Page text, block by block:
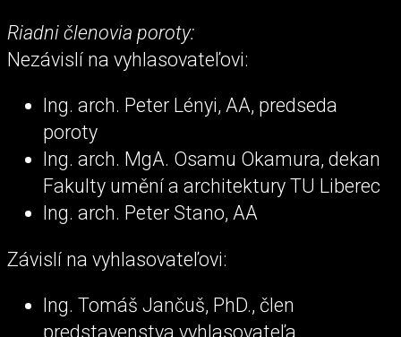
Riadni členovia poroty:
Nezávislí na vyhlasovateľovi:
Ing. arch. Peter Lényi, AA, predseda
poroty
Ing. arch. MgA. Osamu Okamura, dekan
Fakulty umění a architektury TU Liberec
Ing. arch. Peter Stano, AA
Závislí na vyhlasovateľovi:
Ing. Tomáš Jančuš, PhD., člen
predstavenstva vyhlasovateľa